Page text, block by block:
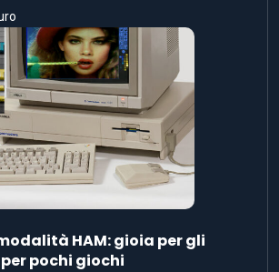
HAM: gioia per gli
pochi giochi